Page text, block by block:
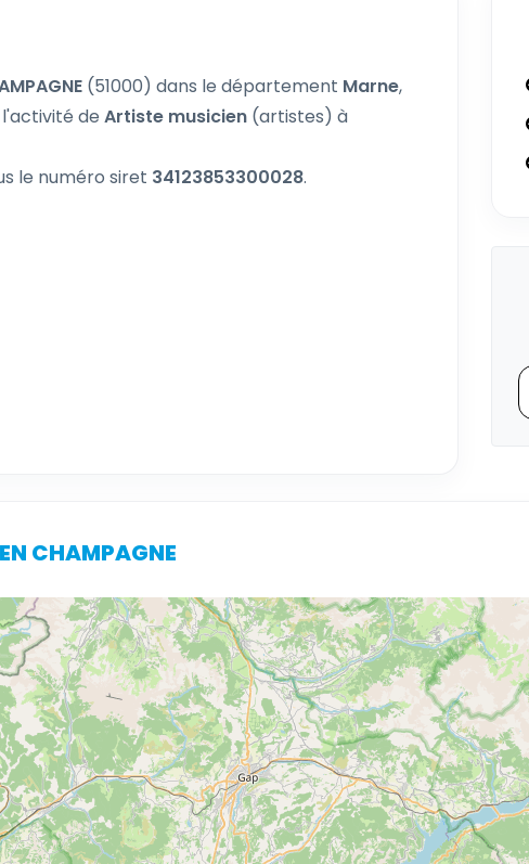
(51000) dans le département Marne,
de Artiste musicien (artistes) à
le numéro siret 34123853300028.
CHAMPAGNE